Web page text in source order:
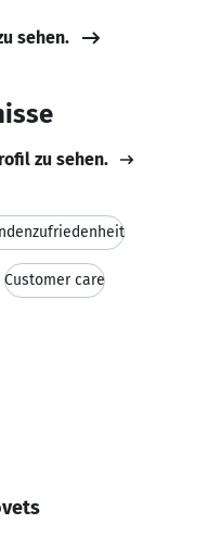
sehen.
zu sehen.
Customer care